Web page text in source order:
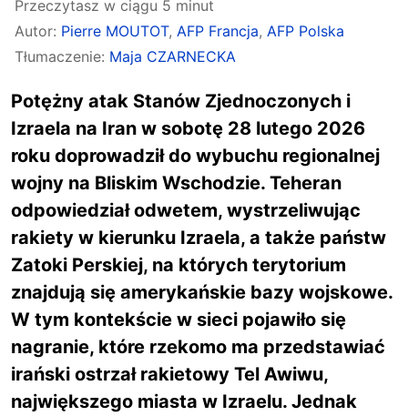
Przeczytasz w ciągu 5 minut
Autor: Pierre MOUTOT, AFP Francja, AFP Polska
Tłumaczenie: Maja CZARNECKA
Potężny atak Stanów Zjednoczonych i
Izraela na Iran w sobotę 28 lutego 2026
roku doprowadził do wybuchu regionalnej
wojny na Bliskim Wschodzie. Teheran
odpowiedział odwetem, wystrzeliwując
rakiety w kierunku Izraela, a także państw
Zatoki Perskiej, na których terytorium
znajdują się amerykańskie bazy wojskowe.
W tym kontekście w sieci pojawiło się
nagranie, które rzekomo ma przedstawiać
irański ostrzał rakietowy Tel Awiwu,
największego miasta w Izraelu. Jednak